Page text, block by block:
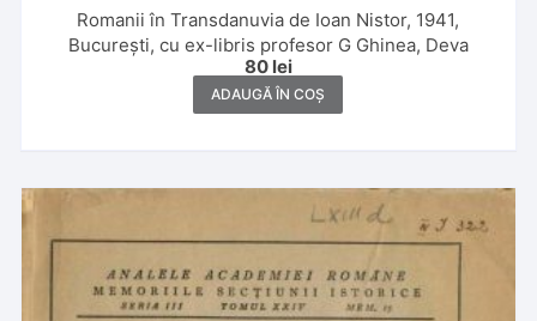
Romanii în Transdanuvia de Ioan Nistor, 1941,
București, cu ex-libris profesor G Ghinea, Deva
80 lei
ADAUGĂ ÎN COȘ